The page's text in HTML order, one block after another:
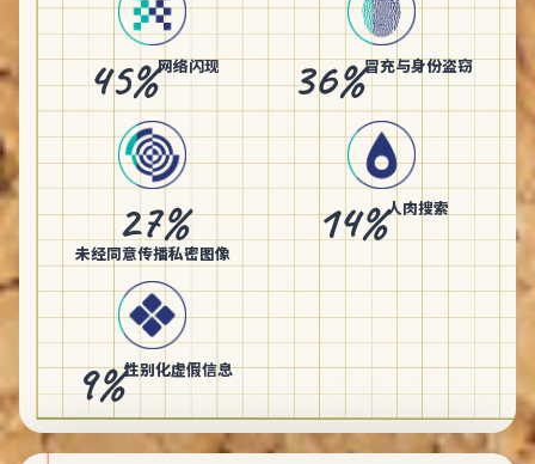
45%网络闪现 36%冒充与身份盗窃
27%
未经同意传播私密图像
14%人肉搜索
9%性别化虚假信息